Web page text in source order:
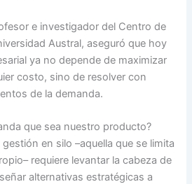
e investigador del Centro de
Austral, aseguró que hoy
ya no depende de maximizar
costo, sino de resolver con
de la demanda.
que sea nuestro producto?
en silo –aquella que se limita
requiere levantar la cabeza de
alternativas estratégicas a